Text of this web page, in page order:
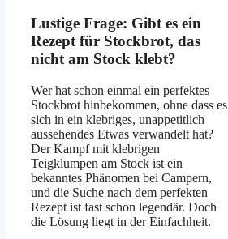
Lustige Frage: Gibt es ein
Rezept für Stockbrot, das
nicht am Stock klebt?
Wer hat schon einmal ein perfektes
Stockbrot hinbekommen, ohne dass es
sich in ein klebriges, unappetitlich
aussehendes Etwas verwandelt hat?
Der Kampf mit klebrigen
Teigklumpen am Stock ist ein
bekanntes Phänomen bei Campern,
und die Suche nach dem perfekten
Rezept ist fast schon legendär. Doch
die Lösung liegt in der Einfachheit.